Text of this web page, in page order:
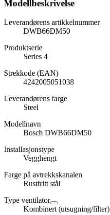
Modellbeskrivelse
Leverandørens artikkelnummer
DWB66DM50
Produktserie
Series 4
Strekkode (EAN)
4242005051038
Leverandørens farge
Steel
Modellnavn
Bosch DWB66DM50
Installasjonstype
Vegghengt
Farge på avtrekkskanalen
Rustfritt stål
Type ventilator
Kombinert (utsugning/filter)